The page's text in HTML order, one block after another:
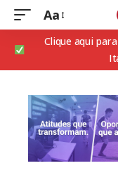
Aa
Clique aqui